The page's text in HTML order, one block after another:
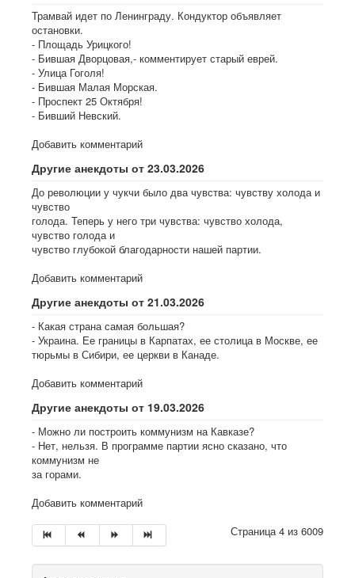
Трамвай идет по Ленинграду. Кондуктор объявляет
остановки.
- Площадь Урицкого!
- Бившая Дворцовая,- комментирует старый еврей.
- Улица Гоголя!
- Бившая Малая Морская.
- Проспект 25 Октября!
- Бивший Невский.
Добавить комментарий
Другие анекдоты от 23.03.2026
До революции у чукчи было два чувства: чувству холода и
чувство
голода. Теперь у него три чувства: чувство холода,
чувство голода и
чувство глубокой благодарности нашей партии.
Добавить комментарий
Другие анекдоты от 21.03.2026
- Какая страна самая большая?
- Украина. Ее границы в Карпатах, ее столица в Москве, ее
тюрьмы в Сибири, ее церкви в Канаде.
Добавить комментарий
Другие анекдоты от 19.03.2026
- Можно ли построить коммунизм на Кавказе?
- Нет, нельзя. В программе партии ясно сказано, что
коммунизм не
за горами.
Добавить комментарий
Страница 4 из 6009